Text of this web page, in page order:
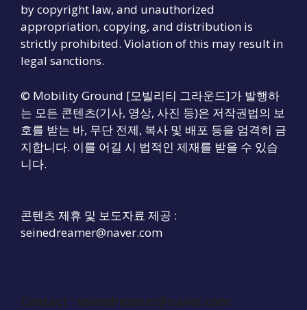
by copyright law, and unauthorized
appropriation, copying, and distribution is
strictly prohibited. Violation of this may result in
legal sanctions.
© Mobility Ground [모빌리티 그라운드]가 발행하
는 모든 콘텐츠(기사, 영상, 사진 등)은 저작권법의 보
호를 받는 바, 무단 전제, 복사 및 배포 등을 엄격히 금
지합니다. 이를 어길 시 법적인 제재를 받을 수 있습
니다.
콘텐츠 제휴 및 보도자료 제공 :
seinedreamer@naver.com
Contact : seinedreamer@naver.com